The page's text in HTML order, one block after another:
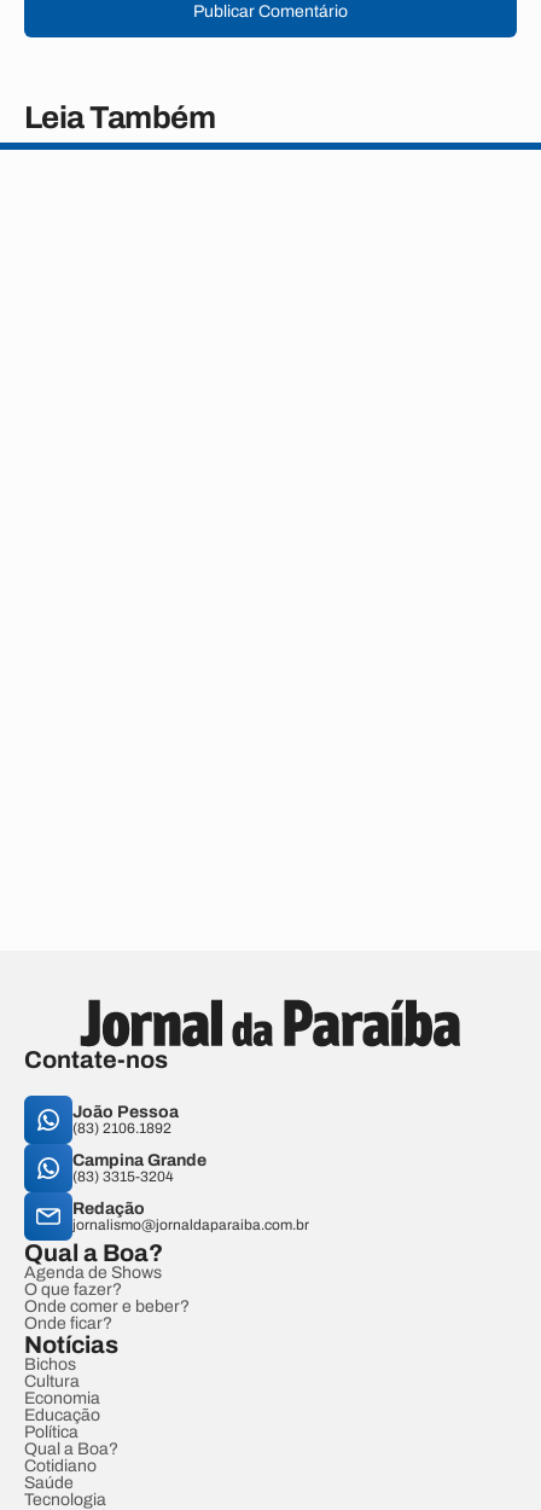
Publicar Comentário
Leia Também
Contate-nos
João Pessoa
(83) 2106.1892
Campina Grande
(83) 3315-3204
Redação
jornalismo@jornaldaparaiba.com.br
Qual a Boa?
Agenda de Shows
O que fazer?
Onde comer e beber?
Onde ficar?
Notícias
Bichos
Cultura
Economia
Educação
Política
Qual a Boa?
Cotidiano
Saúde
Tecnologia